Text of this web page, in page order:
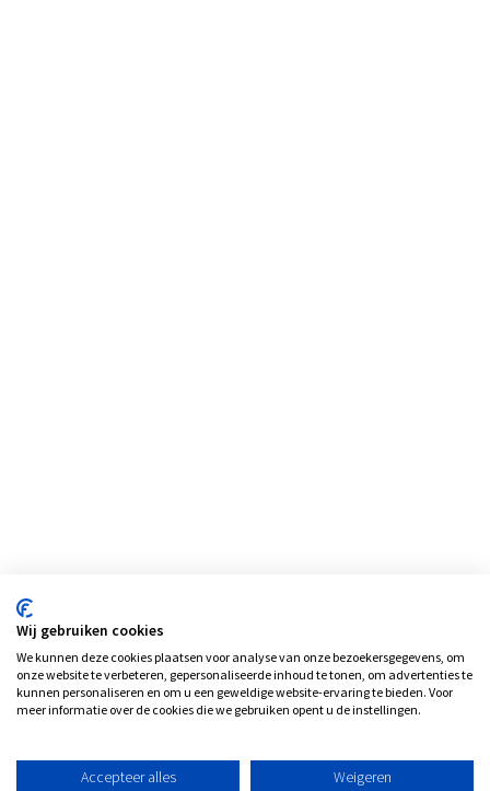
Wij gebruiken cookies
We kunnen deze cookies plaatsen voor analyse van onze bezoekersgegevens, om
onze website te verbeteren, gepersonaliseerde inhoud te tonen, om advertenties te
kunnen personaliseren en om u een geweldige website-ervaring te bieden. Voor
meer informatie over de cookies die we gebruiken opent u de instellingen.
Accepteer alles Weigeren